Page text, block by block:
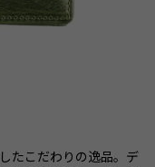
たこだわりの逸品。デ